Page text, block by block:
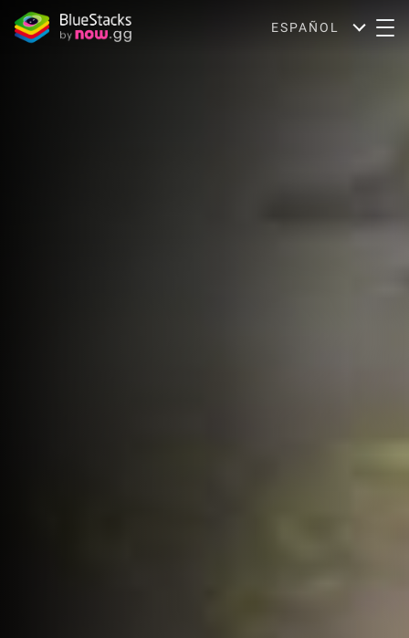
ESPAÑOL